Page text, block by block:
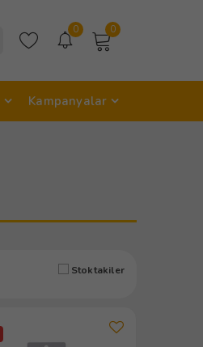
0
0
Kampanyalar
Stoktakiler